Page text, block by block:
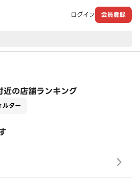
ログイン 会員登録
の店舗ランキング
ルター